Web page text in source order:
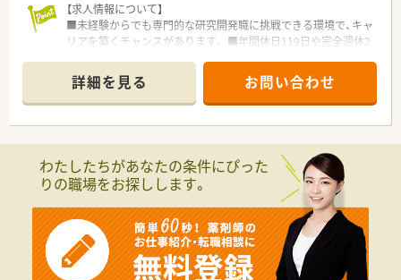
【求人情報について】
■未経験からでも専門的な研究開発職に挑戦できる環境で、キャ
リアを築くチャンスがあります。 ■年間休日119日や完全週休2
■住宅手当として家賃の半額が補助されるなど、生活面での経済
的なサポートも充実しています。
【募集背景と求める人物像について】
■新しい技術や専門知識の習得に意欲的で、チームワークを大切
にしながら業務に取り組める方です。
■未経験の方でも熱意を持って業務に取り組める方であれば、ポ
テンシャルを評価し採用しています。
【想定される業務内容】
■製剤研究グループの一員として、軟膏剤やクリーム剤などの新
詳細を見る お問い合わせ
わたしたちがあなたの条件にぴった
りの職場をお探しします。